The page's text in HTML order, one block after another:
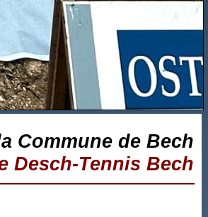
Commune de Bech
Desch-Tennis Bech